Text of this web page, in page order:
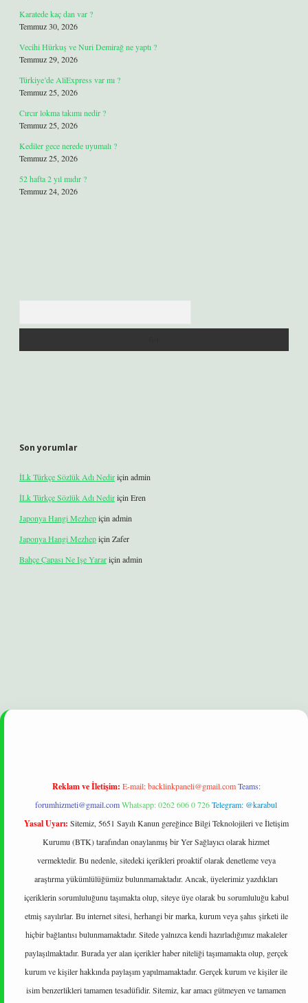
Karatede kaç dan var ?
Temmuz 30, 2026
Vecihi Hürkuş ve Nuri Demirağ ne yaptı ?
Temmuz 29, 2026
Türkiye’de AliExpress var mı ?
Temmuz 25, 2026
Cırcır lokma takımı nedir ?
Temmuz 25, 2026
Kediler gece nerede uyumalı ?
Temmuz 25, 2026
52 hafta 2 yıl mıdır ?
Temmuz 24, 2026
Son yorumlar
İLk Türkçe Sözlük Adı Nediriçin admin
İLk Türkçe Sözlük Adı Nediriçin Eren
Japonya Hangi Mezhepiçin admin
Japonya Hangi Mezhepiçin Zafer
Bahçe Çapası Ne Işe Yarariçin admin
yeni girişilbet
Reklam ve İletişim: E-mail:backlinkpaneli@gmail.com Teams:
forumhizmeti@gmail.comWhatsapp: 0262 606 0 726Telegram: @karabul
Yasal Uyarı: Sitemiz, 5651 Sayılı Kanun gereğince Bilgi Teknolojileri ve İletişim
Kurumu (BTK) tarafından onaylanmış bir Yer Sağlayıcı olarak hizmet
vermektedir. Bu nedenle, sitedeki içerikleri proaktif olarak denetleme veya
araştırma yükümlülüğümüz bulunmamaktadır. Ancak, üyelerimiz yazdıkları
içeriklerin sorumluluğunu taşımakta olup, siteye üye olarak bu sorumluluğu kabul
etmiş sayılırlar. Bu internet sitesi, herhangi bir marka, kurum veya şahıs şirketi ile
hiçbir bağlantısı bulunmamaktadır. Sitede yalnızca kendi hazırladığımız makaleler
paylaşılmaktadır. Burada yer alan içerikler haber niteliği taşımamakta olup, gerçek
kurum ve kişiler hakkında paylaşım yapılmamaktadır. Gerçek kurum ve kişiler ile
isim benzerlikleri tamamen tesadüfidir. Sitemiz, kar amacı gütmeyen ve tamamen